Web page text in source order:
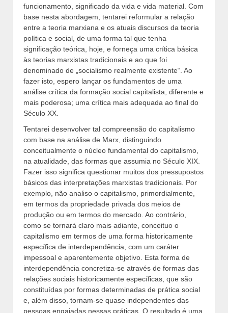
funcionamento, significado da vida e vida material. Com
base nesta abordagem, tentarei reformular a relação
entre a teoria marxiana e os atuais discursos da teoria
política e social, de uma forma tal que tenha
significação teórica, hoje, e forneça uma crítica básica
às teorias marxistas tradicionais e ao que foi
denominado de „socialismo realmente existente“. Ao
fazer isto, espero lançar os fundamentos de uma
análise crítica da formação social capitalista, diferente e
mais poderosa; uma crítica mais adequada ao final do
Século XX.
Tentarei desenvolver tal compreensão do capitalismo
com base na análise de Marx, distinguindo
conceitualmente o núcleo fundamental do capitalismo,
na atualidade, das formas que assumia no Século XIX.
Fazer isso significa questionar muitos dos pressupostos
básicos das interpretações marxistas tradicionais. Por
exemplo, não analiso o capitalismo, primordialmente,
em termos da propriedade privada dos meios de
produção ou em termos do mercado. Ao contrário,
como se tornará claro mais adiante, conceituo o
capitalismo em termos de uma forma historicamente
específica de interdependência, com um caráter
impessoal e aparentemente objetivo. Esta forma de
interdependência concretiza-se através de formas das
relações sociais historicamente específicas, que são
constituídas por formas determinadas de prática social
e, além disso, tornam-se quase independentes das
pessoas engajadas nessas práticas. O resultado é uma